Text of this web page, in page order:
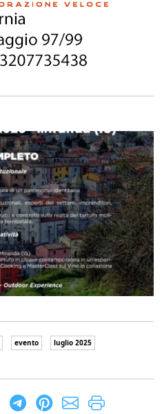
evento
luglio 2025